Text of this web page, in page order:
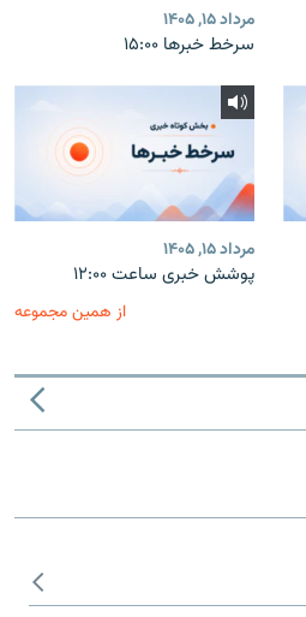
مرداد ۱۵, ۱۴۰۵
سرخط خبرها ۱۵:۰۰
مرداد ۱۵, ۱۴۰۵
پوشش خبری ساعت ۱۲:۰۰
از همین مجموعه